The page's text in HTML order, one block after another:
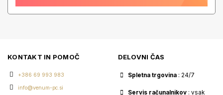
KONTAKT IN POMOČ
+386 69 993 983
info@venum-pc.si
DELOVNI ČAS
Spletna trgovina: 24/7
Servis računalnikov: vsak